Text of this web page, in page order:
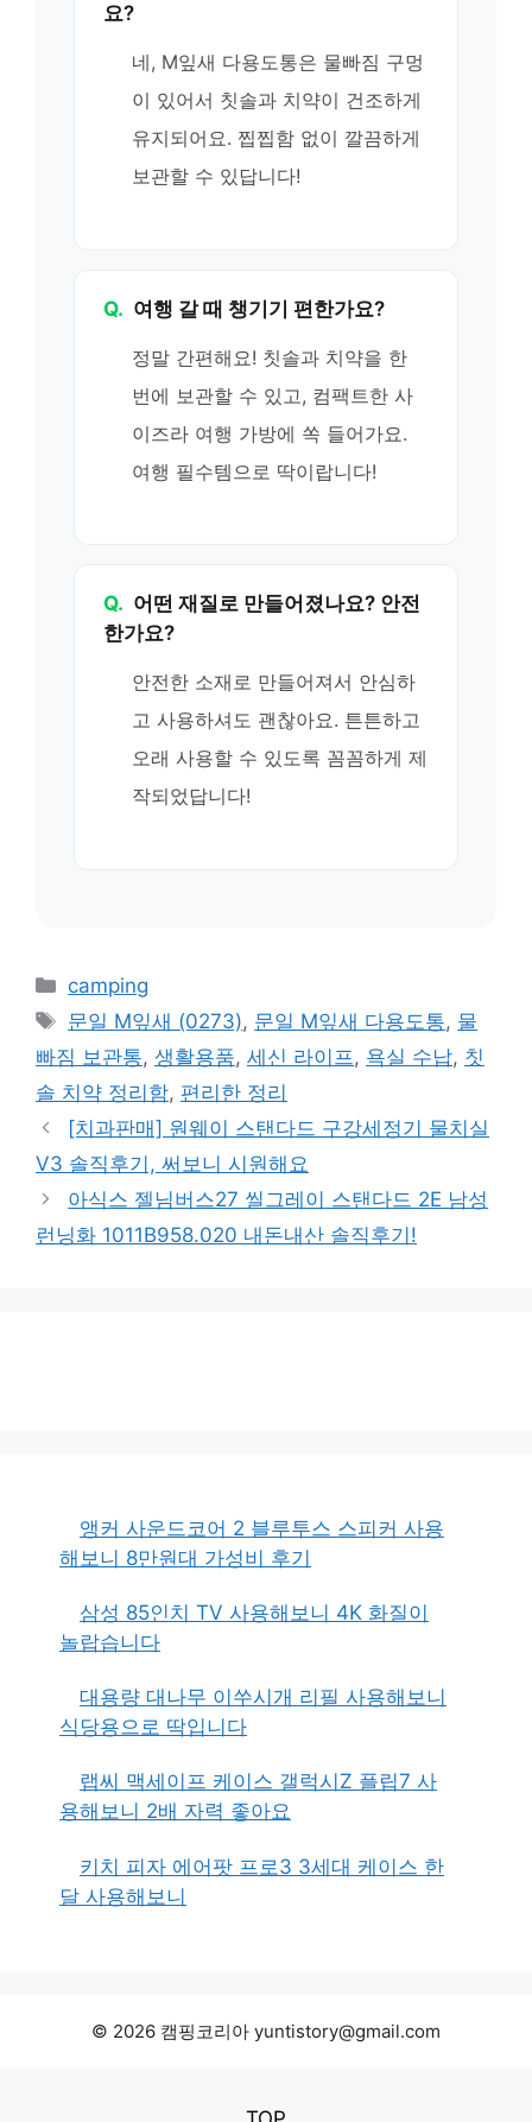
요?
네, M잎새 다용도통은 물빠짐 구멍
이 있어서 칫솔과 치약이 건조하게
유지되어요. 찝찝함 없이 깔끔하게
보관할 수 있답니다!
Q. 여행 갈 때 챙기기 편한가요?
정말 간편해요! 칫솔과 치약을 한
번에 보관할 수 있고, 컴팩트한 사
이즈라 여행 가방에 쏙 들어가요.
여행 필수템으로 딱이랍니다!
Q. 어떤 재질로 만들어졌나요? 안전
한가요?
안전한 소재로 만들어져서 안심하
고 사용하셔도 괜찮아요. 튼튼하고
오래 사용할 수 있도록 꼼꼼하게 제
작되었답니다!
카
테
리
camping
태
그
문일 M잎새 (0273), 문일 M잎새 다용도통, 물
빠짐 보관통, 생활용품, 세신 라이프 , 욕실 수납, 칫
솔 치약 정리함, 편리한 정리
[치과판매] 원웨이 스탠다드 구강세정기 물치실
V3 솔직후기, 써보니 시원해요
아식스 젤님버스27 씰그레이 스탠다드 2E 남성
런닝화 1011B958.020 내돈내산 솔직후기!
앵커 사운드코어 2 블루투스 스피커 사용
해보니 8만원대 가성비 후기
삼성 85인치 TV 사용해보니 4K 화질이
놀랍습니다
대용량 대나무 이쑤시개 리필 사용해보니
식당용으로 딱입니다
랩씨 맥세이프 케이스 갤럭시Z 플립7 사
용해보니 2배 자력 좋아요
키치 피자 에어팟 프로3 3세대 케이스 한
달 사용해보니
© 2026 캠핑코리아 yuntistory@gmail.com